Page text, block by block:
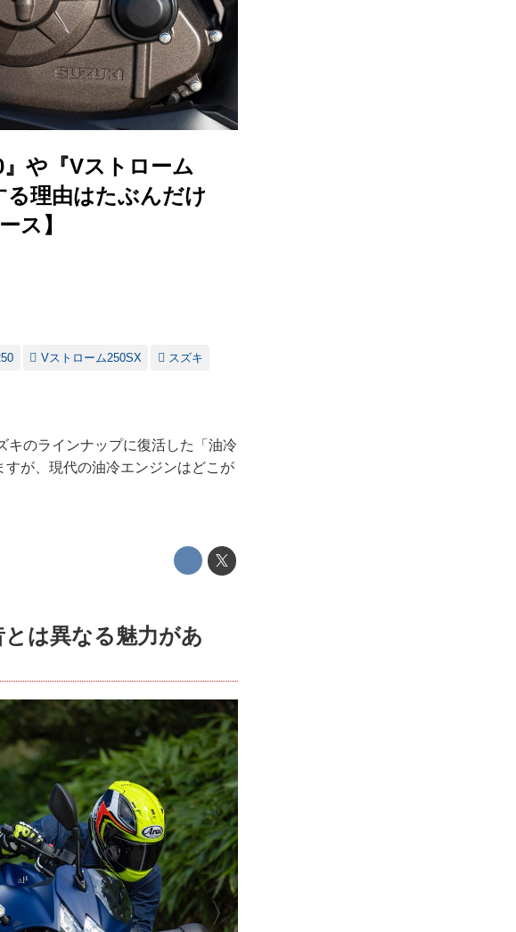
や『Vストローム
る理由はたぶんだけ
ス】
Vストローム250SX スズキ
キのラインナップに復活した「油冷
が、現代の油冷エンジンはどこが
は異なる魅力があ